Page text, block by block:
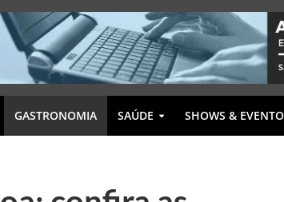
GASTRONOMIA SAÚDE SHOWS &